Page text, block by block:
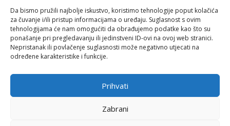
Da bismo pružili najbolje iskustvo, koristimo tehnologije poput kolačića
za čuvanje i/ili pristup informacijama o uređaju. Suglasnost s ovim
tehnologijama će nam omogućiti da obrađujemo podatke kao što su
ponašanje pri pregledavanju ili jedinstveni ID-ovi na ovoj web stranici.
Nepristanak ili povlačenje suglasnosti može negativno utjecati na
određene karakteristike i funkcije.
Prihvati
Zabrani
IBAN HR7923600001101573628
(Zagrebačka banka d.d)
SWIFT: ZABAHR2X
Copyright All right reserved HATZ – 2026